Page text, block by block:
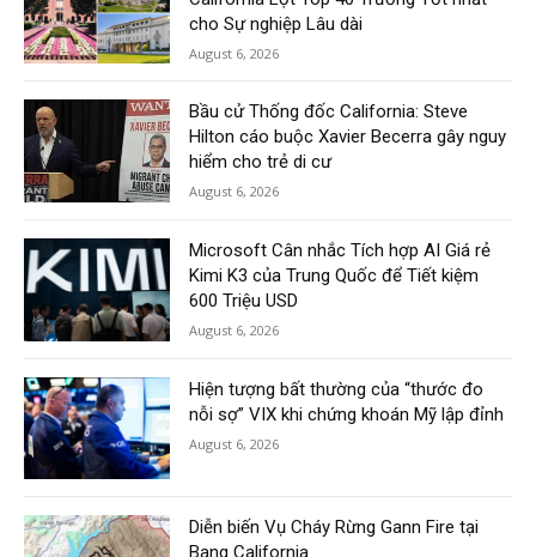
cho Sự nghiệp Lâu dài
August 6, 2026
Bầu cử Thống đốc California: Steve
Hilton cáo buộc Xavier Becerra gây nguy
hiểm cho trẻ di cư
August 6, 2026
Microsoft Cân nhắc Tích hợp AI Giá rẻ
Kimi K3 của Trung Quốc để Tiết kiệm
600 Triệu USD
August 6, 2026
Hiện tượng bất thường của “thước đo
nỗi sợ” VIX khi chứng khoán Mỹ lập đỉnh
August 6, 2026
Diễn biến Vụ Cháy Rừng Gann Fire tại
Bang California